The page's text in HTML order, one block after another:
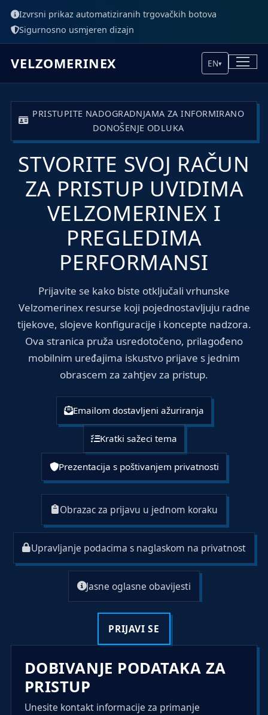
Izvrsni prikaz automatiziranih trgovačkih botova
Sigurnosno usmjeren dizajn
VELZOMERINEX EN▾
PRISTUPITE NADOGRADNJAMA ZA INFORMIRANO
DONOŠENJE ODLUKA
STVORITE SVOJ RAČUN
ZA PRISTUP UVIDIMA
VELZOMERINEX I
PREGLEDIMA
PERFORMANSI
Prijavite se kako biste otključali vrhunske
Velzomerinex resurse koji pojednostavljuju radne
tijekove, slojeve konfiguracije i koncepte nadzora.
Ova stranica pruža usredotočeno, prilagođeno
mobilnim uređajima iskustvo prijave s jednim
obrascem za zahtjev za pristup.
Emailom dostavljeni ažuriranja
Kratki sažeci tema
Prezentacija s poštivanjem privatnosti
Obrazac za prijavu u jednom koraku
Upravljanje podacima s naglaskom na privatnost
Jasne oglasne obavijesti
PRIJAVI SE
DOBIVANJE PODATAKA ZA
PRISTUP
Unesite kontakt informacije za primanje